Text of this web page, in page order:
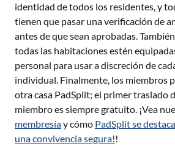
identidad de todos los residentes, y
tienen que pasar una verificación de
antes de que sean aprobadas.
todas las habitaciones estén
personal para usar a discreción de
individual. Finalmente, los miembros
otra casa PadSplit; el primer traslado
miembro es siempre gratuito. ¡Vea
membresíay cómo PadSplit se
una convivencia segura!!